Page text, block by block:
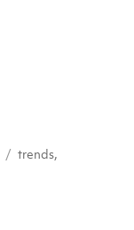
Tags
trends,